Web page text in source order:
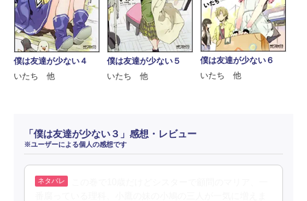
僕は友達が少ない４
いたち 他
僕は友達が少ない５
いたち 他
僕は友達が少ない６
いたち 他
「僕は友達が少ない３」感想・レビュー
※ユーザーによる個人の感想です